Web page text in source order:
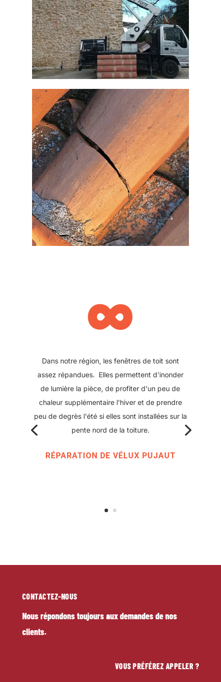
∞
maçonnée. En briques, parpaings ou encore sur
structure bois / lattes / plâtre, ils peuvent lors
d'une rénovation du bâtiment, être remplacés
par une fenêtre de toit. Initialement conçu en
fonte, leur changement permet d'alléger la
charpente, tout en bénéficiant par la suite du
confort d'une motorisation distante.
CONTACTEZ-NOUS
Nous répondons toujours aux demandes de nos
clients.
VOUS PRÉFÉREZ APPELER ?